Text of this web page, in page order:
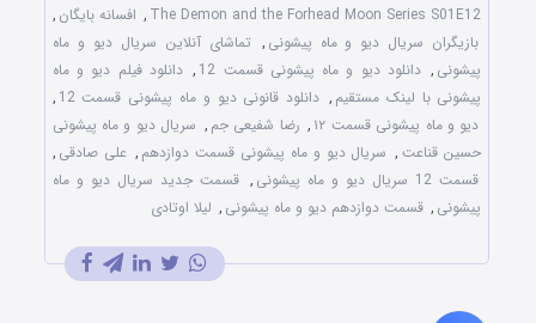
The Demon and the Forhead Moon Series S01E12
, افسانه بایگان ,
بازیگران سریال دیو و ماه پیشونی , تماشای آنلاین سریال دیو و ماه
پیشونی , دانلود دیو و ماه پیشونی قسمت 12 , دانلود فیلم دیو و ماه
پیشونی با لینک مستقیم , دانلود قانونی دیو و ماه پیشونی قسمت 12
,
دیو و ماه پیشونی قسمت ۱۲
, رضا شفیعی جم , سریال دیو و ماه پیشونی
حسین قناعت , سریال دیو و ماه پیشونی قسمت دوازدهم , علی صادقی ,
قسمت 12 سریال دیو و ماه پیشونی
, قسمت جدید سریال دیو و ماه
پیشونی , قسمت دوازدهم دیو و ماه پیشونی , لیلا اوتادی